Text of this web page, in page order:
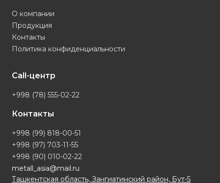
О компании
Продукция
Контакты
Политика конфиденциальности
Call-центр
+998 (78) 555-02-22
Контакты
+998 (99) 818-00-51
+998 (97) 703-11-55
+998 (90) 010-02-22
metall_asia@mail.ru
Ташкентская область, Зангиатинский район, Бут-5